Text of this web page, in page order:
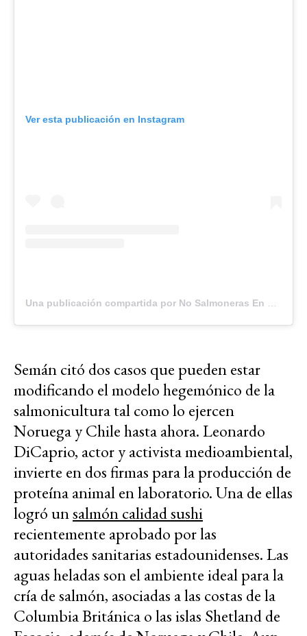
Ver esta publicación en Instagram
Una publicación compartida por No Salmoneras En Tierra del Fuego (@nosalmonerastdf)
Semán citó dos casos que pueden estar
modificando el modelo hegemónico de la
salmonicultura tal como lo ejercen
Noruega y Chile hasta ahora. Leonardo
DiCaprio, actor y activista medioambiental,
invierte en dos firmas para la producción de
proteína animal en laboratorio. Una de ellas
logró unsalmón calidad sushi
recientemente aprobado por las
autoridades sanitarias estadounidenses. Las
aguas heladas son el ambiente ideal para la
cría de salmón, asociadas a las costas de la
Columbia Británica o las islas Shetland de